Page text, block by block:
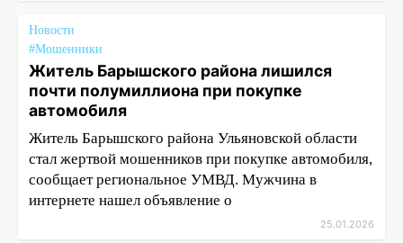
Новости
#Мошенники
Житель Барышского района лишился
почти полумиллиона при покупке
автомобиля
Житель Барышского района Ульяновской области
стал жертвой мошенников при покупке автомобиля,
сообщает региональное УМВД. Мужчина в
интернете нашел объявление о
25.01.2026